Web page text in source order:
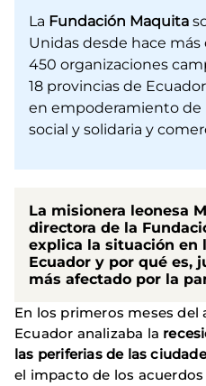
La Fundación Maquita
Unidas desde hace
450 organizaciones
18 provincias de
en empoderamiento de
social y solidaria y
La misionera leonesa
directora de la
explica la situación en
Ecuador y por qué es,
más afectado por la
En los primeros meses del
Ecuador analizaba la
las periferias de las
el impacto de los